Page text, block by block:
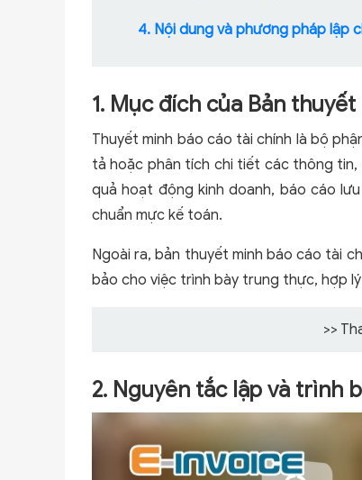
4. Nội dung và phương pháp lập
1. Mục đích của Bản
Thuyết minh báo cáo tài chính là bộ
tả hoặc phân tích chi tiết các thông
quả hoạt động kinh doanh, báo cáo
chuẩn mực kế toán.
Ngoài ra, bản thuyết minh báo cáo tài
bảo cho việc trình bày trung thực, hợp
>>
2. Nguyên tắc lập và trình